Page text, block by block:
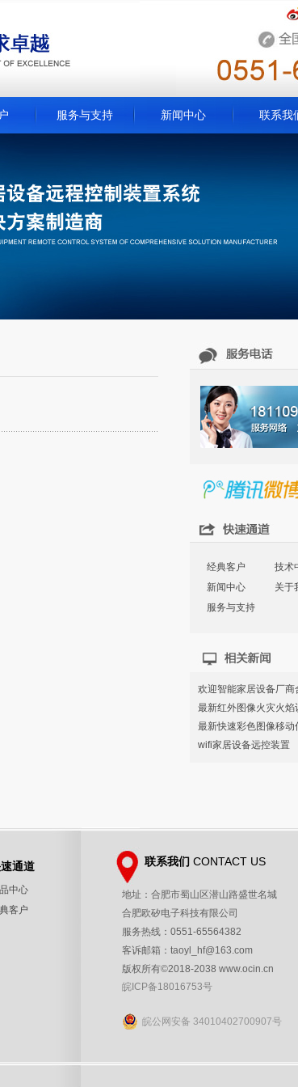
服务与支持 新闻中心 联系我
经典客户
技术
新闻中心
关于
服务与支持
欢迎智能家居设备厂商
最新红外图像火灾火焰
最新快速彩色图像移动
wifi家居设备远控装置
通道
中心
客户
联系我们 CONTACT US
地址：合肥市蜀山区潜山路盛世名城
合肥欧矽电子科技有限公司
服务热线：0551-65564382
客诉邮箱：taoyl_hf@163.com
版权所有©2018-2038 www.ocin.cn
皖ICP备18016753号
皖公网安备 34010402700907号